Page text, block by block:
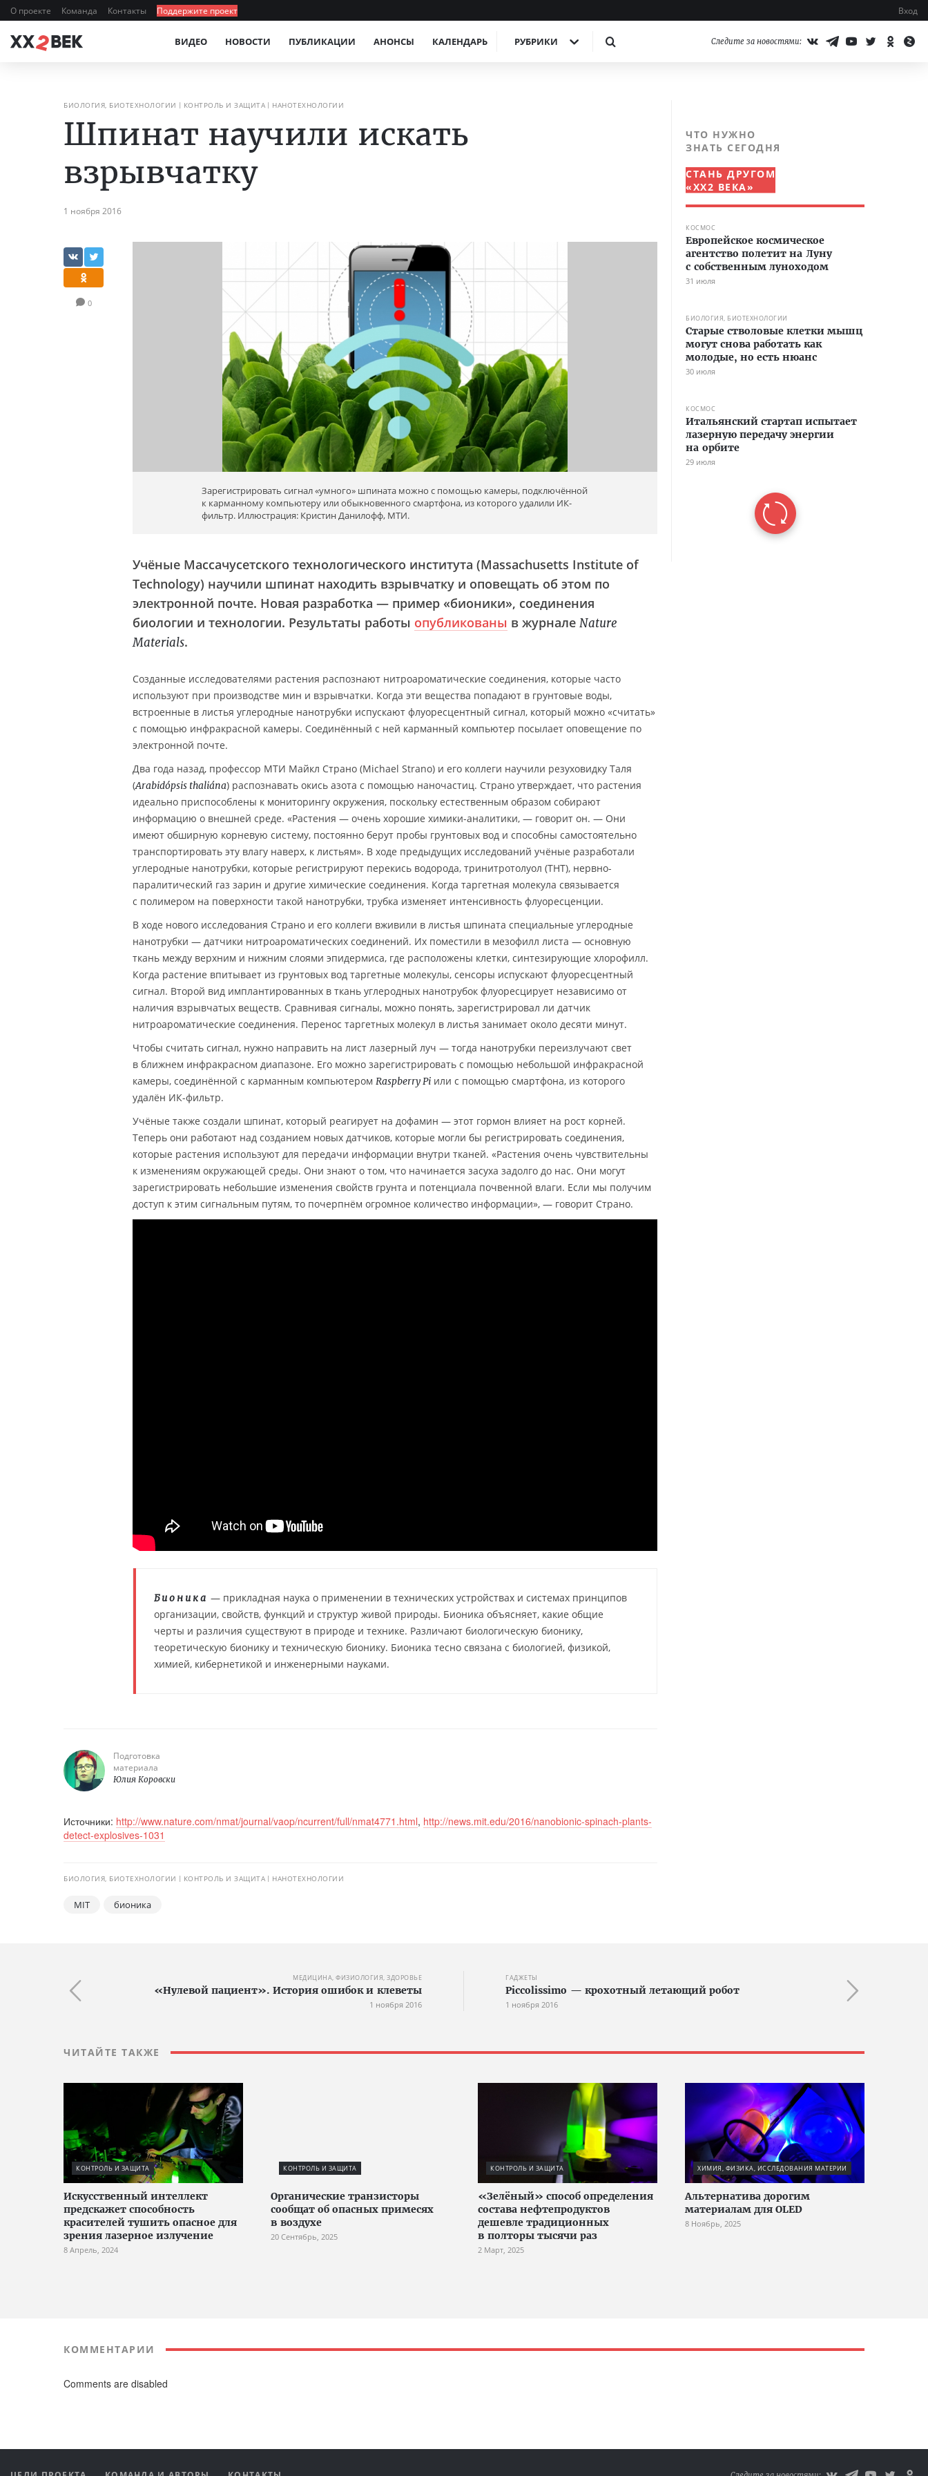
О проекте Команда Контакты Поддержите проект Вход
ВИДЕО НОВОСТИ ПУБЛИКАЦИИ АНОНСЫ КАЛЕНДАРЬ РУБРИКИ Следите за новостями:
БИОЛОГИЯ, БИОТЕХНОЛОГИИ КОНТРОЛЬ И ЗАЩИТА НАНОТЕХНОЛОГИИ
Шпинат научили искать
взрывчатку
1 ноября 2016
0
Зарегистрировать сигнал «умного» шпината можно с помощью камеры, подключённой
к карманному компьютеру или обыкновенного смартфона, из которого удалили ИК-
фильтр. Иллюстрация: Кристин Данилофф, МТИ.
Учёные Массачусетского технологического института (Massachusetts Institute of
Technology) научили шпинат находить взрывчатку и оповещать об этом по
электронной почте. Новая разработка — пример «бионики», соединения
биологии и технологии. Результаты работы опубликованы в журнале Nature
Materials.
Созданные исследователями растения распознают нитроароматические соединения, которые часто
используют при производстве мин и взрывчатки. Когда эти вещества попадают в грунтовые воды,
встроенные в листья углеродные нанотрубки испускают флуоресцентный сигнал, который можно «считать»
с помощью инфракрасной камеры. Соединённый с ней карманный компьютер посылает оповещение по
электронной почте.
Два года назад, профессор МТИ Майкл Страно (Michael Strano) и его коллеги научили резуховидку Таля
(Arabidópsis thaliána) распознавать окись азота с помощью наночастиц. Страно утверждает, что растения
идеально приспособлены к мониторингу окружения, поскольку естественным образом собирают
информацию о внешней среде. «Растения — очень хорошие химики-аналитики, — говорит он. — Они
имеют обширную корневую систему, постоянно берут пробы грунтовых вод и способны самостоятельно
транспортировать эту влагу наверх, к листьям». В ходе предыдущих исследований учёные разработали
углеродные нанотрубки, которые регистрируют перекись водорода, тринитротолуол (ТНТ), нервно-
паралитический газ зарин и другие химические соединения. Когда таргетная молекула связывается
с полимером на поверхности такой нанотрубки, трубка изменяет интенсивность флуоресценции.
В ходе нового исследования Страно и его коллеги вживили в листья шпината специальные углеродные
нанотрубки — датчики нитроароматических соединений. Их поместили в мезофилл листа — основную
ткань между верхним и нижним слоями эпидермиса, где расположены клетки, синтезирующие хлорофилл.
Когда растение впитывает из грунтовых вод таргетные молекулы, сенсоры испускают флуоресцентный
сигнал. Второй вид имплантированных в ткань углеродных нанотрубок флуоресцирует независимо от
наличия взрывчатых веществ. Сравнивая сигналы, можно понять, зарегистрировал ли датчик
нитроароматические соединения. Перенос таргетных молекул в листья занимает около десяти минут.
Чтобы считать сигнал, нужно направить на лист лазерный луч — тогда нанотрубки переизлучают свет
в ближнем инфракрасном диапазоне. Его можно зарегистрировать с помощью небольшой инфракрасной
камеры, соединённой с карманным компьютером Raspberry Pi или с помощью смартфона, из которого
удалён ИК-фильтр.
Учёные также создали шпинат, который реагирует на дофамин — этот гормон влияет на рост корней.
Теперь они работают над созданием новых датчиков, которые могли бы регистрировать соединения,
которые растения используют для передачи информации внутри тканей. «Растения очень чувствительны
к изменениям окружающей среды. Они знают о том, что начинается засуха задолго до нас. Они могут
зарегистрировать небольшие изменения свойств грунта и потенциала почвенной влаги. Если мы получим
доступ к этим сигнальным путям, то почерпнём огромное количество информации», — говорит Страно.
Бионика — прикладная наука о применении в технических устройствах и системах принципов
организации, свойств, функций и структур живой природы. Бионика объясняет, какие общие
черты и различия существуют в природе и технике. Различают биологическую бионику,
теоретическую бионику и техническую бионику. Бионика тесно связана с биологией, физикой,
химией, кибернетикой и инженерными науками.
Подготовка
материала
Юлия Коровски
Источники: http://www.nature.com/nmat/journal/vaop/ncurrent/full/nmat4771.html, http://news.mit.edu/2016/nanobionic-spinach-plants-
detect-explosives-1031
БИОЛОГИЯ, БИОТЕХНОЛОГИИ КОНТРОЛЬ И ЗАЩИТА НАНОТЕХНОЛОГИИ
MIT бионика
ЧТО НУЖНО
ЗНАТЬ СЕГОДНЯ
СТАНЬ ДРУГОМ
«XX2 ВЕКА»
КОСМОС
Европейское космическое
агентство полетит на Луну
с собственным луноходом
31 июля
БИОЛОГИЯ, БИОТЕХНОЛОГИИ
Старые стволовые клетки мышц
могут снова работать как
молодые, но есть нюанс
30 июля
КОСМОС
Итальянский стартап испытает
лазерную передачу энергии
на орбите
29 июля
МЕДИЦИНА, ФИЗИОЛОГИЯ, ЗДОРОВЬЕ
«Нулевой пациент». История ошибок и клеветы
1 ноября 2016
ГАДЖЕТЫ
Piccolissimo — крохотный летающий робот
1 ноября 2016
ЧИТАЙТЕ ТАКЖЕ
КОНТРОЛЬ И ЗАЩИТА
Искусственный интеллект
предскажет способность
красителей тушить опасное для
зрения лазерное излучение
8 Апрель, 2024
КОНТРОЛЬ И ЗАЩИТА
Органические транзисторы
сообщат об опасных примесях
в воздухе
20 Сентябрь, 2025
КОНТРОЛЬ И ЗАЩИТА
«Зелёный» способ определения
состава нефтепродуктов
дешевле традиционных
в полторы тысячи раз
2 Март, 2025
ХИМИЯ, ФИЗИКА, ИССЛЕДОВАНИЯ МАТЕРИИ
Альтернатива дорогим
материалам для OLED
8 Ноябрь, 2025
КОММЕНТАРИИ
Comments are disabled